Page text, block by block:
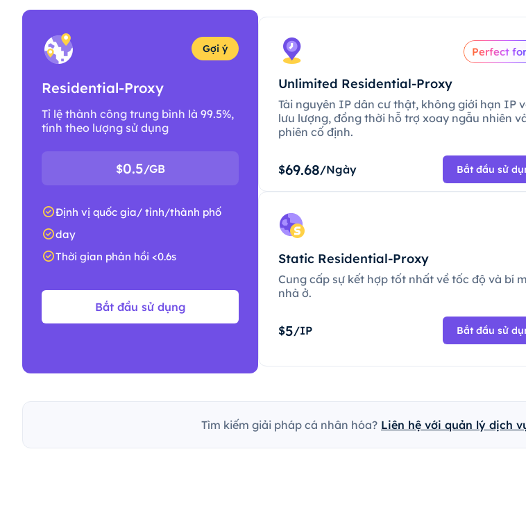
Gợi ý
Residential-Proxy
Tỉ lệ thành công trung bình là 99.5%,
tính theo lượng sử dụng
$0.5/GB
Định vị quốc gia/ tỉnh/thành phố
day
Thời gian phản hồi <0.6s
Bắt đầu sử dụng
Perfect
Unlimited Residential-Proxy
Tài nguyên IP dân cư thật, không giới hạn IP
lưu lượng, đồng thời hỗ trợ xoay ngẫu nhiên
phiên cố định.
$69.68/Ngày Bắt đầu sử
Static Residential-Proxy
Cung cấp sự kết hợp tốt nhất về tốc độ và bí
nhà ở.
$5/IP Bắt đầu sử
Tìm kiếm giải pháp cá nhân hóa? Liên hệ với quản lý dịch